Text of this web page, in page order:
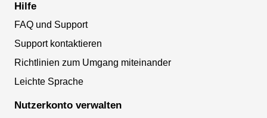
Hilfe
FAQ und Support
Support kontaktieren
Richtlinien zum Umgang miteinander
Leichte Sprache
Nutzerkonto verwalten